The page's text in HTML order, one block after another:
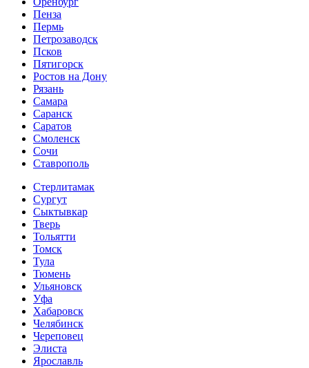
Пенза
Пермь
Петрозаводск
Псков
Пятигорск
Ростов на Дону
Рязань
Самара
Саранск
Саратов
Смоленск
Сочи
Ставрополь
Стерлитамак
Сургут
Сыктывкар
Тверь
Тольятти
Томск
Тула
Тюмень
Ульяновск
Уфа
Хабаровск
Челябинск
Череповец
Элиста
Ярославль